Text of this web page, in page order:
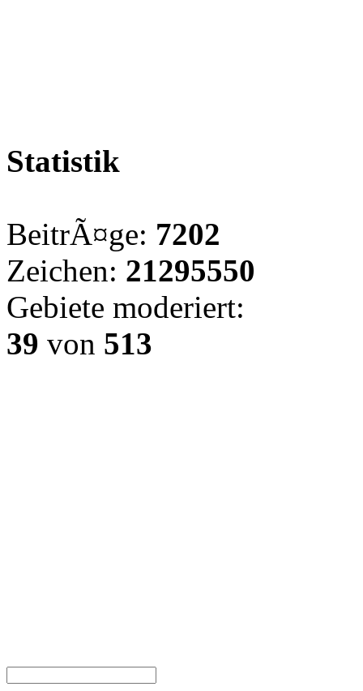
Statistik
BeitrÃ¤ge: 7202
Zeichen: 21295550
Gebiete moderiert:
39 von 513